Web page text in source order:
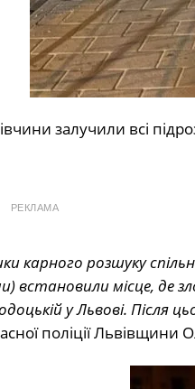
залучили всі
РЕКЛАМА
карного розшуку
встановили місце, де
у Львові. Після
поліції